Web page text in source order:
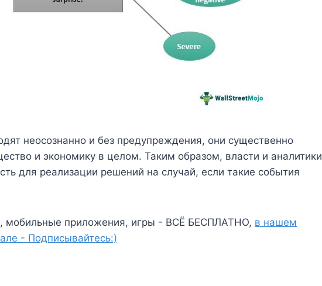
неосознанно и без предупреждения, они существенно
и экономику в целом. Таким образом, власти и аналитики
для реализации решений на случай, если такие события
мобильные приложения, игры - ВСЁ БЕСПЛАТНО, в нашем
- Подписывайтесь:)